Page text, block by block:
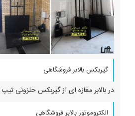
گیربکس بالابر فروشگاهی
در بالابر مغازه ای از گیربکس حلزونی تیپ VF استفاده می گردد.
الکتروموتور بالابر فروشگاهی